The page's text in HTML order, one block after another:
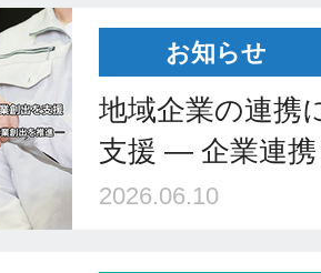
お知らせ
地域企業の連携
支援 ― 企業連
2026.06.10